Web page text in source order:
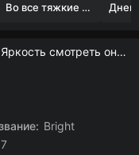
Во все тяжкие 1-5 сезон
Яркость смотреть онлайн бесплатно
Bright